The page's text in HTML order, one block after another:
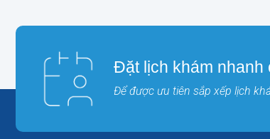
Đặt lịch khám nhanh
Để được ưu tiên sắp xếp lịch